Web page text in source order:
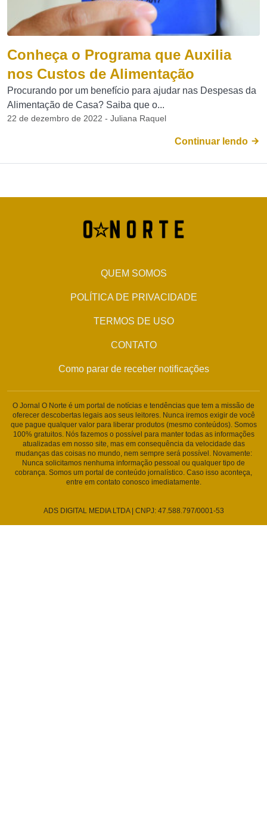
Conheça o Programa que Auxilia
nos Custos de Alimentação
Procurando por um benefício para ajudar nas Despesas da
Alimentação de Casa? Saiba que o...
22 de dezembro de 2022 - Juliana Raquel
Continuar lendo
QUEM SOMOS
POLÍTICA DE PRIVACIDADE
TERMOS DE USO
CONTATO
Como parar de receber notificações
O Jornal O Norte é um portal de notícias e tendências que tem a missão de
oferecer descobertas legais aos seus leitores. Nunca iremos exigir de você
que pague qualquer valor para liberar produtos (mesmo conteúdos). Somos
100% gratuitos. Nós fazemos o possível para manter todas as informações
atualizadas em nosso site, mas em consequência da velocidade das
mudanças das coisas no mundo, nem sempre será possível. Novamente:
Nunca solicitamos nenhuma informação pessoal ou qualquer tipo de
cobrança. Somos um portal de conteúdo jornalístico. Caso isso aconteça,
entre em contato conosco imediatamente.
ADS DIGITAL MEDIA LTDA | CNPJ: 47.588.797/0001-53